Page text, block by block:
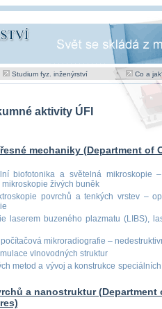
Studium fyz. inženýrství Co a
aktivity ÚFI
mechaniky (Department of
biofotonika a světelná mikroskopie
živých buněk
povrchů a tenkých vrstev –
laserem buzeného plazmatu (LIBS),
mikroradiografie –
vlnovodných struktur
metod a vývoj a konstrukce
a nanostruktur (Department